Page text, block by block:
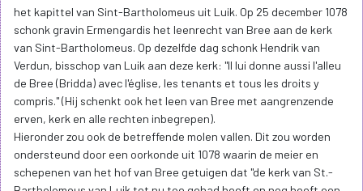
het kapittel van Sint-Bartholomeus uit Luik. Op 25 december 1078
schonk gravin Ermengardis het leenrecht van Bree aan de kerk
van Sint-Bartholomeus. Op dezelfde dag schonk Hendrik van
Verdun, bisschop van Luik aan deze kerk: "Il lui donne aussi l'alleu
de Bree (Bridda) avec l'église, les tenants et tous les droits y
compris." (Hij schenkt ook het leen van Bree met aangrenzende
erven, kerk en alle rechten inbegrepen).
Hieronder zou ook de betreffende molen vallen. Dit zou worden
ondersteund door een oorkonde uit 1078 waarin de meier en
schepenen van het hof van Bree getuigen dat "de kerk van St.-